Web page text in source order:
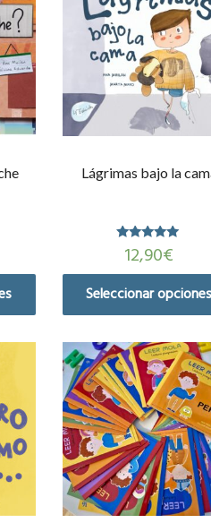
Lágrimas bajo la
Valorado en
5.00
de 5
12,90€
Seleccionar opciones